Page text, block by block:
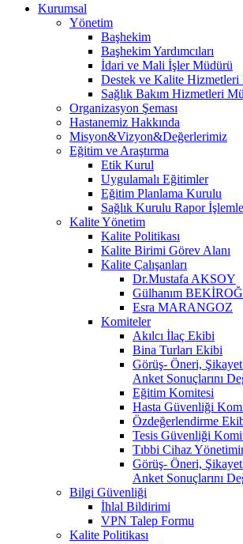
Kurumsal
Yönetim
Başhekim
Başhekim Yardımcıları
İdari ve Mali İşler Müdürü
Destek ve Kalite Hizmetleri
Sağlık Bakım Hizmetleri
Organizasyon Şeması
Hastanemiz Hakkında
Misyon&Vizyon&Değerlerimiz
Eğitim ve Araştırma
Etik Kurul
Uygulamalı Eğitimler
Eğitim Planlama Kurulu
Sağlık Kurulu Rapor
Kalite Yönetim
Kalite Politikası
Kalite Birimi Görev Alanı
Kalite Çalışanları
Dr.Mustafa AKSOY
Gülhanım
Esra MARANGOZ
Komiteler
Akılcı İlaç Ekibi
Bina Turları Ekibi
Görüş- Öneri,
Anket Sonuçlarını
Eğitim Komitesi
Hasta Güvenliği
Özdeğerlendirme
Tesis Güvenliği
Tıbbi Cihaz
Görüş- Öneri,
Anket Sonuçlarını
Bilgi Güvenliği
İhlal Bildirimi
VPN Talep Formu
Kalite Politikası